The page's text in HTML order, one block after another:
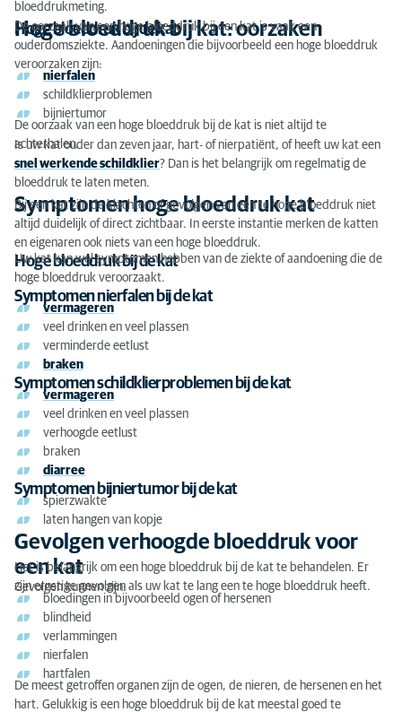
Symptomen hoge bloeddruk kat
Gevolgen verhoogde bloeddruk voor een kat
Bloeddruk meten kat
Hoge bloeddruk bij uw kat: behandeling
Kosten van een bloeddrukmeting bij de kat
Twijfels of vragen?
bloeddrukmeting.
Hoge bloeddruk bij kat: oorzaken
Hoge bloeddruk bij de kat
De oorzaak van een hoge bloeddruk bij een kat is vaak een
ouderdomsziekte. Aandoeningen die bijvoorbeeld een hoge bloeddruk
veroorzaken zijn:
nierfalen
schildklierproblemen
bijniertumor
De oorzaak van een hoge bloeddruk bij de kat is niet altijd te
achterhalen.
Is uw kat ouder dan zeven jaar, hart- of nierpatiënt, of heeft uw kat een
snel werkende schildklier? Dan is het belangrijk om regelmatig de
bloeddruk te laten meten.
Symptomen hoge bloeddruk kat
Bij een kat zijn de klachten of gevolgen van een te hoge bloeddruk niet
altijd duidelijk of direct zichtbaar. In eerste instantie merken de katten
en eigenaren ook niets van een hoge bloeddruk.
Hoge bloeddruk bij de kat
Uw kat kan wel symptomen hebben van de ziekte of aandoening die de
hoge bloeddruk veroorzaakt.
Symptomen nierfalen bij de kat
vermageren
veel drinken en veel plassen
verminderde eetlust
braken
Symptomen schildklierproblemen bij de kat
vermageren
veel drinken en veel plassen
verhoogde eetlust
braken
diarree
Symptomen bijniertumor bij de kat
spierzwakte
laten hangen van kopje
Gevolgen verhoogde bloeddruk voor
een kat
Het is belangrijk om een hoge bloeddruk bij de kat te behandelen. Er
zijn ernstige gevolgen als uw kat te lang een te hoge bloeddruk heeft.
Gevolgen kunnen zijn:
bloedingen in bijvoorbeeld ogen of hersenen
blindheid
verlammingen
nierfalen
hartfalen
De meest getroffen organen zijn de ogen, de nieren, de hersenen en het
hart. Gelukkig is een hoge bloeddruk bij de kat meestal goed te